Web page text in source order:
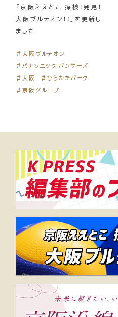
「京阪ええとこ 探検！発見！
大阪ブルテオン！！」を更新し
ました
＃大阪ブルテオン
＃パナソニック パンサーズ
＃大阪
＃ひらかたパーク
＃京阪グループ